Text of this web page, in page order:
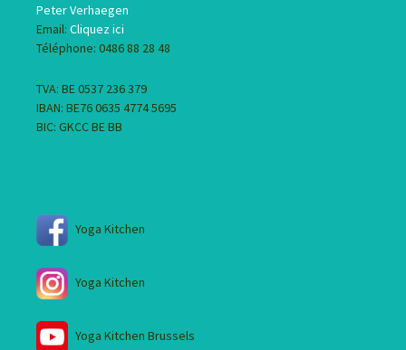
Peter Verhaegen
Email: Cliquez ici
Téléphone: 0486 88 28 48
TVA: BE 0537 236 379
IBAN: BE76 0635 4774 5695
BIC: GKCC BE BB
Yoga Kitchen
Yoga Kitchen
Yoga Kitchen Brussels